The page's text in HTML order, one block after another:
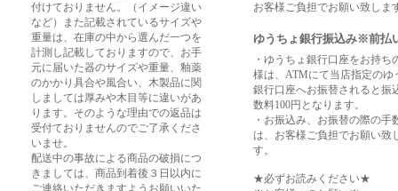
付けておりません。（イメージ違い
など）また記載されているサイズや
重量は、在庫の中から選んだ一つを
計測し記載しておりますので、お手
元に届いた器のサイズや重量、釉薬
のかかり具合や風合い、木製品に関
しましては厚みや木目等に違いがあ
ります。そのような理由での返品は
受付ておりませんのでご了承くださ
いませ。
配送中の事故による商品の破損につ
きましては、商品到着後３日以内に
お客様ご負担でお願い致しま
ゆうちょ銀行振込み※前払
・ゆうちょ銀行口座をお持ち
様は、ATMにて当店指定のゆ
銀行口座へお振替されると振
数料100円となります。
・お振込み、お振替の際の手
は、お客様ご負担でお願い致
す。
★必ずお読みください★